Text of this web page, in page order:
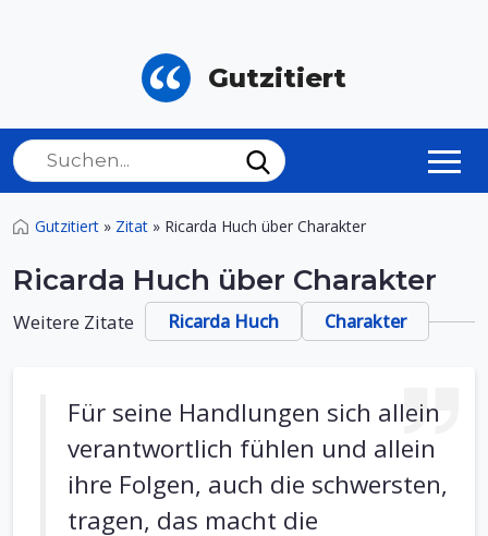
Gutzitiert
Gutzitiert » Zitat » Ricarda Huch über Charakter
Ricarda Huch über Charakter
Weitere Zitate Ricarda Huch Charakter
Für seine Handlungen sich allein
verantwortlich fühlen und allein
ihre Folgen, auch die schwersten,
tragen, das macht die